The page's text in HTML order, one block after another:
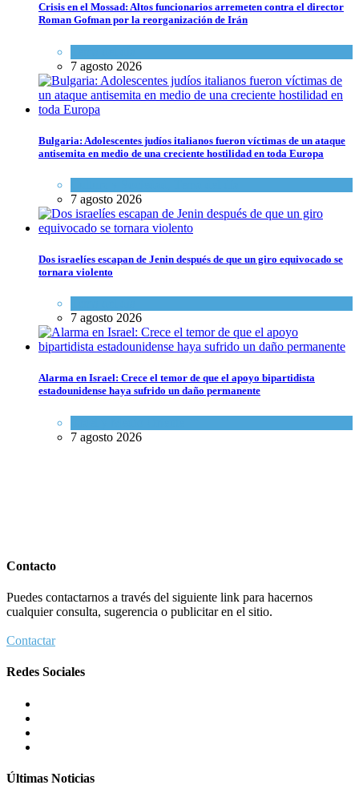
Crisis en el Mossad: Altos funcionarios arremeten contra el director
Roman Gofman por la reorganización de Irán
7 agosto 2026
Bulgaria: Adolescentes judíos italianos fueron víctimas de un ataque
antisemita en medio de una creciente hostilidad en toda Europa
7 agosto 2026
Dos israelíes escapan de Jenin después de que un giro equivocado se
tornara violento
7 agosto 2026
Alarma en Israel: Crece el temor de que el apoyo bipartidista
estadounidense haya sufrido un daño permanente
7 agosto 2026
Contacto
Puedes contactarnos a través del siguiente link para hacernos
cualquier consulta, sugerencia o publicitar en el sitio.
Contactar
Redes Sociales
Últimas Noticias